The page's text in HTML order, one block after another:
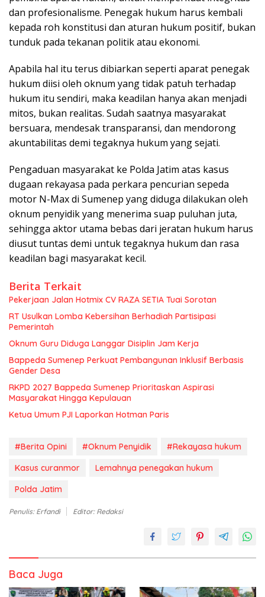
dan profesionalisme. Penegak hukum harus kembali
kepada roh konstitusi dan aturan hukum positif, bukan
tunduk pada tekanan politik atau ekonomi.
Apabila hal itu terus dibiarkan seperti aparat penegak
hukum diisi oleh oknum yang tidak patuh terhadap
hukum itu sendiri, maka keadilan hanya akan menjadi
mitos, bukan realitas. Sudah saatnya masyarakat
bersuara, mendesak transparansi, dan mendorong
akuntabilitas demi tegaknya hukum yang sejati.
Pengaduan masyarakat ke Polda Jatim atas kasus
dugaan rekayasa pada perkara pencurian sepeda
motor N-Max di Sumenep yang diduga dilakukan oleh
oknum penyidik yang menerima suap puluhan juta,
sehingga aktor utama bebas dari jeratan hukum harus
diusut tuntas demi untuk tegaknya hukum dan rasa
keadilan bagi masyarakat kecil.
Berita Terkait
Pekerjaan Jalan Hotmix CV RAZA SETIA Tuai Sorotan
RT Usulkan Lomba Kebersihan Berhadiah Partisipasi
Pemerintah
Oknum Guru Diduga Langgar Disiplin Jam Kerja
Bappeda Sumenep Perkuat Pembangunan Inklusif Berbasis
Gender Desa
RKPD 2027 Bappeda Sumenep Prioritaskan Aspirasi
Masyarakat Hingga Kepulauan
Ketua Umum PJI Laporkan Hotman Paris
#Berita Opini #Oknum Penyidik
#Rekayasa hukum
Kasus curanmor
Lemahnya penegakan hukum
Polda Jatim
Penulis: Erfandi Editor: Redaksi
Baca Juga